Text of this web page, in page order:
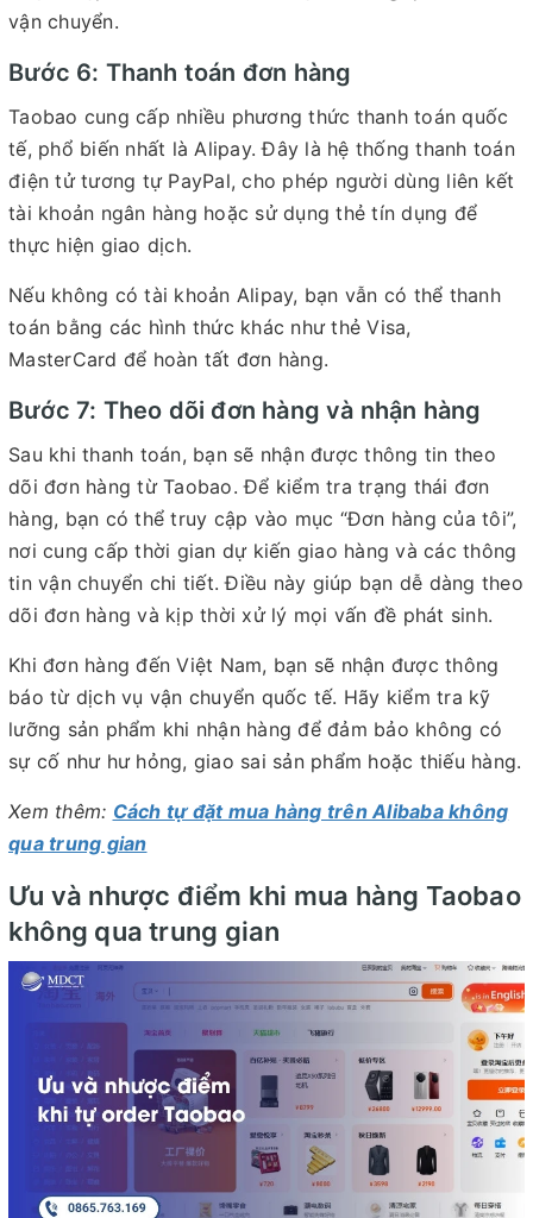
vận chuyển.
Bước 6: Thanh toán đơn hàng
Taobao cung cấp nhiều phương thức thanh toán quốc
tế, phổ biến nhất là Alipay. Đây là hệ thống thanh toán
điện tử tương tự PayPal, cho phép người dùng liên kết
tài khoản ngân hàng hoặc sử dụng thẻ tín dụng để
thực hiện giao dịch.
Nếu không có tài khoản Alipay, bạn vẫn có thể thanh
toán bằng các hình thức khác như thẻ Visa,
MasterCard để hoàn tất đơn hàng.
Bước 7: Theo dõi đơn hàng và nhận hàng
Sau khi thanh toán, bạn sẽ nhận được thông tin theo
dõi đơn hàng từ Taobao. Để kiểm tra trạng thái đơn
hàng, bạn có thể truy cập vào mục “Đơn hàng của tôi”,
nơi cung cấp thời gian dự kiến giao hàng và các thông
tin vận chuyển chi tiết. Điều này giúp bạn dễ dàng theo
dõi đơn hàng và kịp thời xử lý mọi vấn đề phát sinh.
Khi đơn hàng đến Việt Nam, bạn sẽ nhận được thông
báo từ dịch vụ vận chuyển quốc tế. Hãy kiểm tra kỹ
lưỡng sản phẩm khi nhận hàng để đảm bảo không có
sự cố như hư hỏng, giao sai sản phẩm hoặc thiếu hàng.
Xem thêm: Cách tự đặt mua hàng trên Alibaba không
qua trung gian
Ưu và nhược điểm khi mua hàng Taobao
không qua trung gian